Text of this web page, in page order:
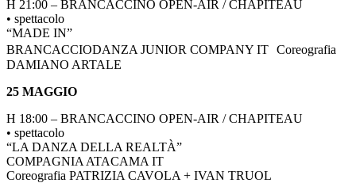
H 21:00 – BRANCACCINO OPEN-AIR / CHAPITEAU
• spettacolo
“MADE IN”
BRANCACCIODANZA JUNIOR COMPANY IT Coreografia
DAMIANO ARTALE
25 MAGGIO
H 18:00 – BRANCACCINO OPEN-AIR / CHAPITEAU
• spettacolo
“LA DANZA DELLA REALTÀ”
COMPAGNIA ATACAMA IT
Coreografia PATRIZIA CAVOLA + IVAN TRUOL